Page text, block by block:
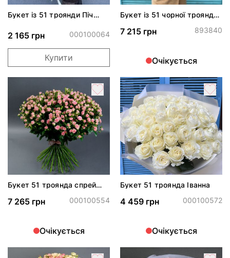
Букет із 51 троянди Піч
2 165 грн 000100064
Купити
Букет із 51 чорної троянди
7 215 грн 893840
Очікується
Букет 51 троянда спрей
7 265 грн 000100554
Очікується
Букет 51 троянда Іванна
4 459 грн 000100572
Очікується